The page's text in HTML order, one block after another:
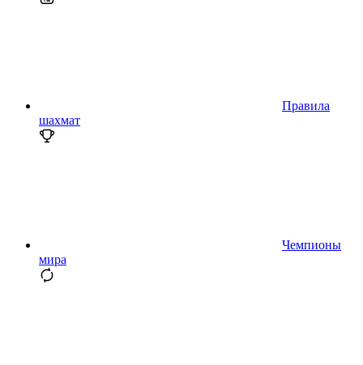
Правила
шахмат
Чемпионы
мира